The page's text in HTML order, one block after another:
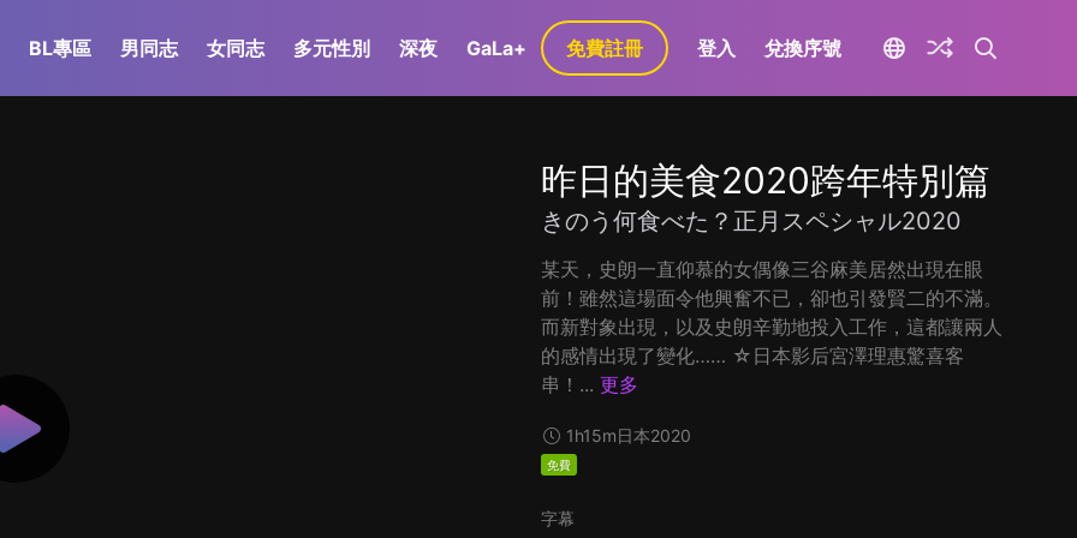
BL專區 男同志 女同志 多元性別 深夜 GaLa+ 免費註冊 登入 兌換序號
昨日的美食2020跨年特別篇
きのう何食べた？正月スペシャル2020
某天，史朗一直仰慕的女偶像三谷麻美居然出現在眼
前！雖然這場面令他興奮不已，卻也引發賢二的不滿。
而新對象出現，以及史朗辛勤地投入工作，這都讓兩人
的感情出現了變化…… ☆日本影后宮澤理惠驚喜客
串！... 更多
1h15m日本2020
免費
字幕